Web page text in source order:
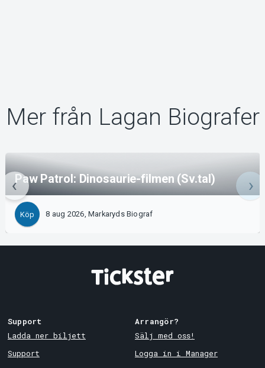
Mer från Lagan Biografer
Paw Patrol: Dinosaurie-filmen (Sv.tal)
Köp 8 aug 2026, Markaryds Biograf
Support
Ladda ner biljett
Support
Arrangör?
Sälj med oss!
Logga in i Manager